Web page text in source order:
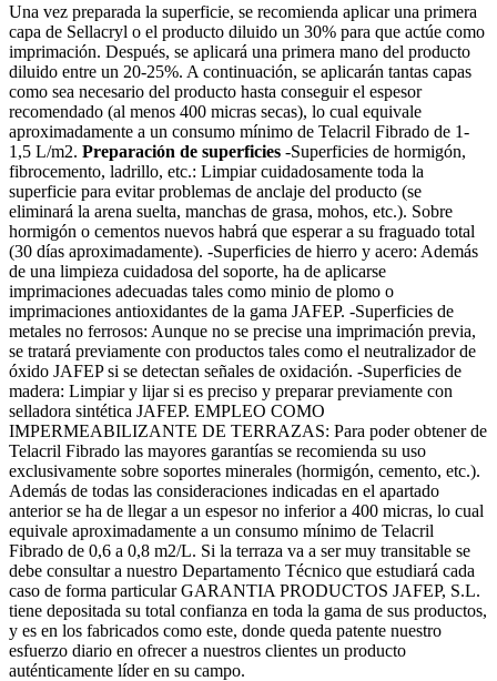
Una vez preparada la superficie, se recomienda aplicar una primera
capa de Sellacryl o el producto diluido un 30% para que actúe como
imprimación. Después, se aplicará una primera mano del producto
diluido entre un 20-25%. A continuación, se aplicarán tantas capas
como sea necesario del producto hasta conseguir el espesor
recomendado (al menos 400 micras secas), lo cual equivale
aproximadamente a un consumo mínimo de Telacril Fibrado de 1-
1,5 L/m2. Preparación de superficies -Superficies de hormigón,
fibrocemento, ladrillo, etc.: Limpiar cuidadosamente toda la
superficie para evitar problemas de anclaje del producto (se
eliminará la arena suelta, manchas de grasa, mohos, etc.). Sobre
hormigón o cementos nuevos habrá que esperar a su fraguado total
(30 días aproximadamente). -Superficies de hierro y acero: Además
de una limpieza cuidadosa del soporte, ha de aplicarse
imprimaciones adecuadas tales como minio de plomo o
imprimaciones antioxidantes de la gama JAFEP. -Superficies de
metales no ferrosos: Aunque no se precise una imprimación previa,
se tratará previamente con productos tales como el neutralizador de
óxido JAFEP si se detectan señales de oxidación. -Superficies de
madera: Limpiar y lijar si es preciso y preparar previamente con
selladora sintética JAFEP. EMPLEO COMO
IMPERMEABILIZANTE DE TERRAZAS: Para poder obtener de
Telacril Fibrado las mayores garantías se recomienda su uso
exclusivamente sobre soportes minerales (hormigón, cemento, etc.).
Además de todas las consideraciones indicadas en el apartado
anterior se ha de llegar a un espesor no inferior a 400 micras, lo cual
equivale aproximadamente a un consumo mínimo de Telacril
Fibrado de 0,6 a 0,8 m2/L. Si la terraza va a ser muy transitable se
debe consultar a nuestro Departamento Técnico que estudiará cada
caso de forma particular GARANTIA PRODUCTOS JAFEP, S.L.
tiene depositada su total confianza en toda la gama de sus productos,
y es en los fabricados como este, donde queda patente nuestro
esfuerzo diario en ofrecer a nuestros clientes un producto
auténticamente líder en su campo.